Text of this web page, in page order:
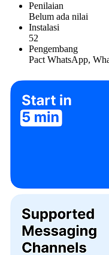
Penilaian
Belum ada nilai
Instalasi
52
Pengembang
Pact WhatsApp,